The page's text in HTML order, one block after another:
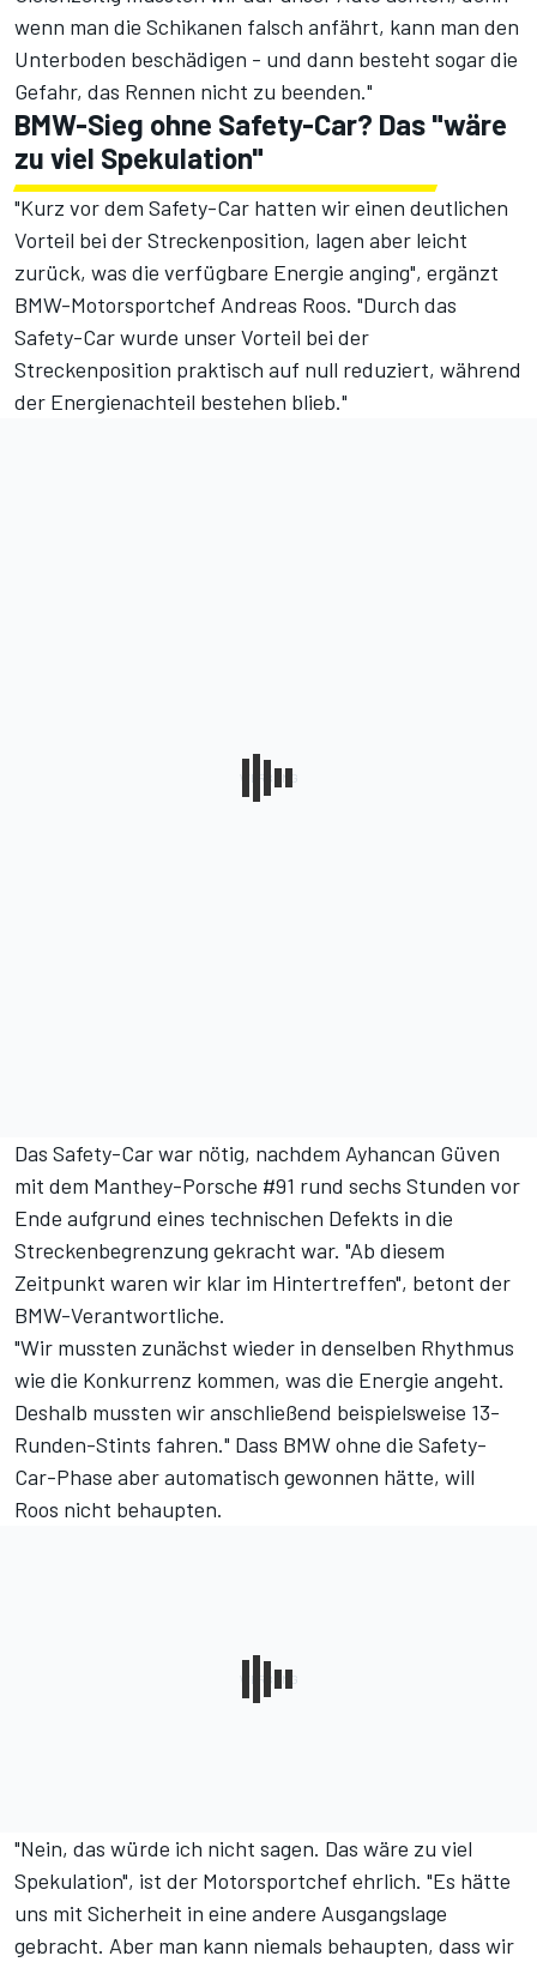
wenn man die Schikanen falsch anfährt, kann man den
Unterboden beschädigen - und dann besteht sogar die
Gefahr, das Rennen nicht zu beenden."
BMW-Sieg ohne Safety-Car? Das "wäre
zu viel Spekulation"
"Kurz vor dem Safety-Car hatten wir einen deutlichen
Vorteil bei der Streckenposition, lagen aber leicht
zurück, was die verfügbare Energie anging", ergänzt
BMW-Motorsportchef Andreas Roos. "Durch das
Safety-Car wurde unser Vorteil bei der
Streckenposition praktisch auf null reduziert, während
der Energienachteil bestehen blieb."
Das Safety-Car war nötig, nachdem Ayhancan Güven
mit dem Manthey-Porsche #91 rund sechs Stunden vor
Ende aufgrund eines technischen Defekts in die
Streckenbegrenzung gekracht war. "Ab diesem
Zeitpunkt waren wir klar im Hintertreffen", betont der
BMW-Verantwortliche.
"Wir mussten zunächst wieder in denselben Rhythmus
wie die Konkurrenz kommen, was die Energie angeht.
Deshalb mussten wir anschließend beispielsweise 13-
Runden-Stints fahren." Dass BMW ohne die Safety-
Car-Phase aber automatisch gewonnen hätte, will
Roos nicht behaupten.
"Nein, das würde ich nicht sagen. Das wäre zu viel
Spekulation", ist der Motorsportchef ehrlich. "Es hätte
uns mit Sicherheit in eine andere Ausgangslage
gebracht. Aber man kann niemals behaupten, dass wir